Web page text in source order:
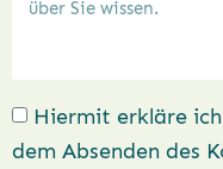
Hiermit erkläre
dem Absenden des